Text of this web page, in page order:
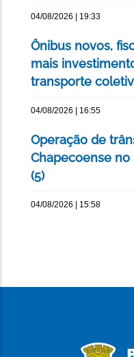
04/08/2026 | 19:33
Ônibus novos,
mais
transporte
04/08/2026 | 16:55
Operação de
Chapecoense
(5)
04/08/2026 | 15:58